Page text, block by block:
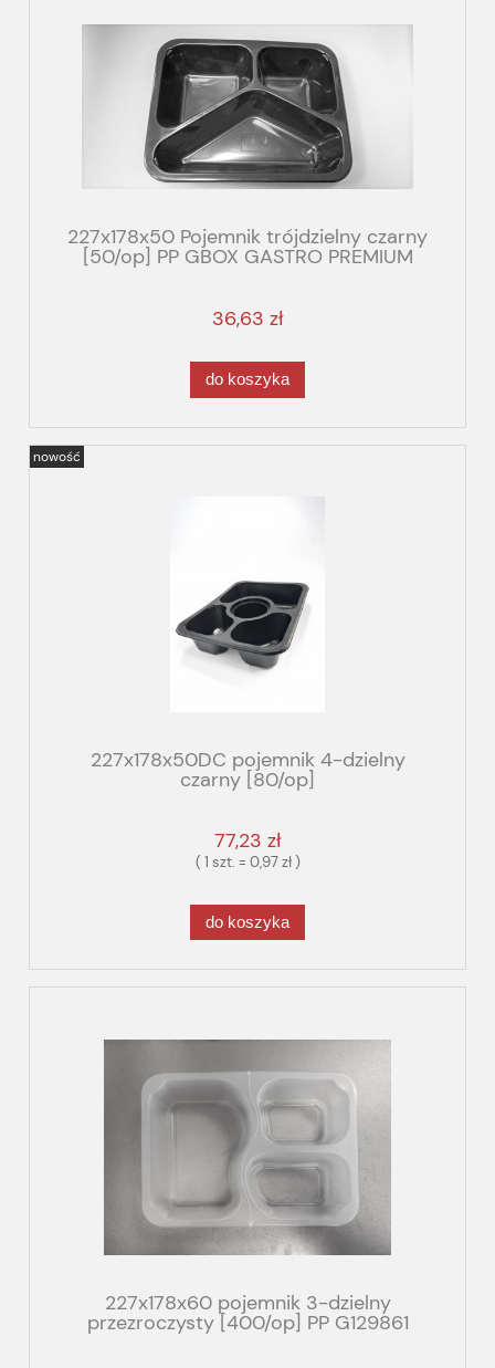
227x178x50 Pojemnik trójdzielny czarny
[50/op] PP GBOX GASTRO PREMIUM
36,63 zł
do koszyka
227x178x50DC pojemnik 4-dzielny
czarny [80/op]
77,23 zł
( 1 szt. = 0,97 zł )
do koszyka
nowość
227x178x60 pojemnik 3-dzielny
przezroczysty [400/op] PP G129861
T3/60 GBOX GASTRO FOG TRICK fala